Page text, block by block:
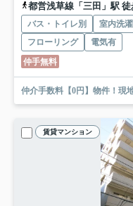
都営浅草線「三田」駅 徒
バス・トイレ別 室内洗
フローリング
電気有
仲手無料
仲介手数料【0円】物件！現
賃貸マンション